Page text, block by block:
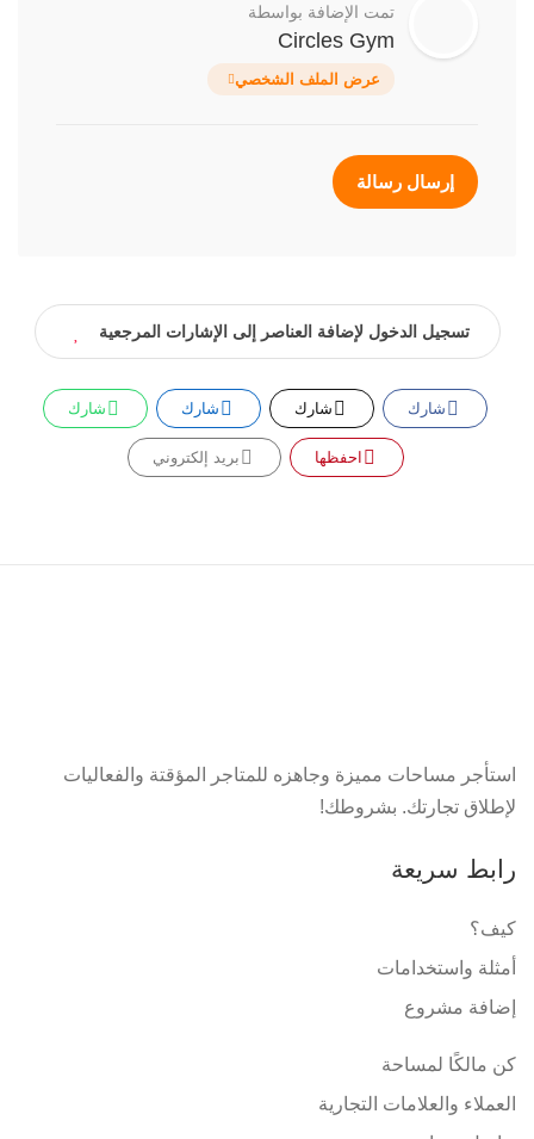
تمت الإضافة بواسطة
Circles Gym
عرض الملف الشخصي
إرسال رسالة
تسجيل الدخول لإضافة العناصر إلى الإشارات المرجعية
شارك شارك شارك شارك
احفظها بريد إلكتروني
استأجر مساحات مميزة وجاهزه للمتاجر المؤقتة والفعاليات
لإطلاق تجارتك. بشروطك!
رابط سريعة
كيف؟
أمثلة واستخدامات
إضافة مشروع
كن مالكًا لمساحة
العملاء والعلامات التجارية